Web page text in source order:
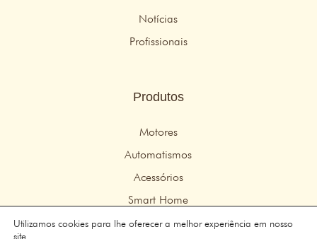
Notícias
Profissionais
Produtos
Motores
Automatismos
Acessórios
Smart Home
Utilizamos cookies para lhe oferecer a melhor experiência em nosso
site.